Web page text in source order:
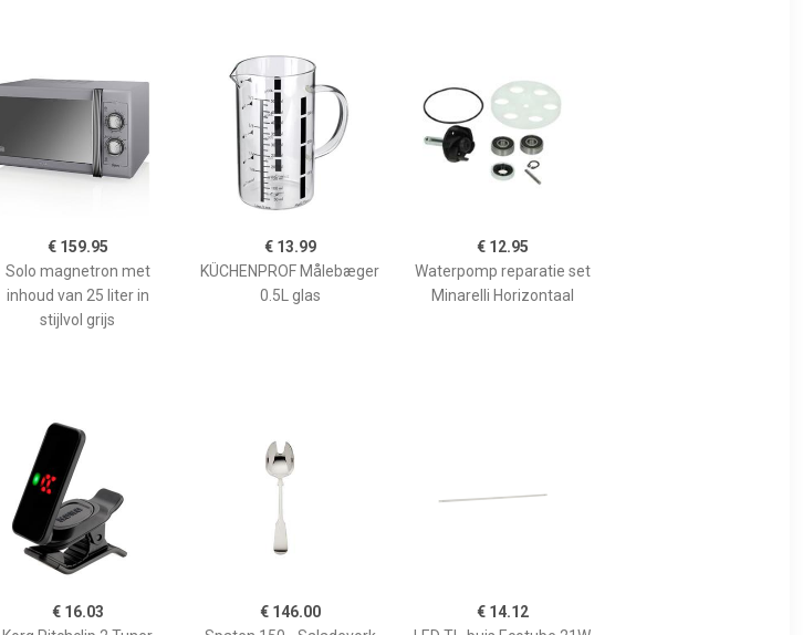
€ 159.95
Solo magnetron met
inhoud van 25 liter in
stijlvol grijs
€ 13.99
KÜCHENPROF Målebæger
0.5L glas
€ 12.95
Waterpomp reparatie set
Minarelli Horizontaal
€ 16.03
€ 146.00
€ 14.12